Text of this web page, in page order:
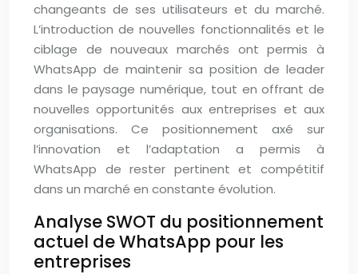
changeants de ses utilisateurs et du marché.
L’introduction de nouvelles fonctionnalités et le
ciblage de nouveaux marchés ont permis à
WhatsApp de maintenir sa position de leader
dans le paysage numérique, tout en offrant de
nouvelles opportunités aux entreprises et aux
organisations. Ce positionnement axé sur
l’innovation et l’adaptation a permis à
WhatsApp de rester pertinent et compétitif
dans un marché en constante évolution.
Analyse SWOT du positionnement
actuel de WhatsApp pour les
entreprises